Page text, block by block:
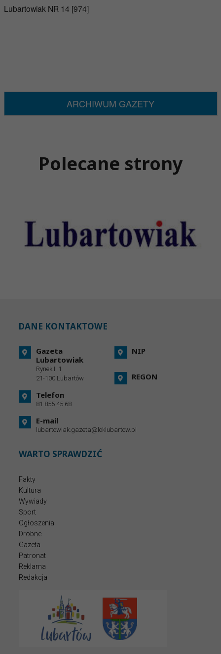
Lubartowiak NR 14 [974]
ARCHIWUM GAZETY
Polecane strony
DANE KONTAKTOWE
Gazeta
Lubartowiak
Rynek II 1
21-100 Lubartów
Telefon
81 855 45 68
E-mail
lubartowiak.gazeta@loklubartow.pl
NIP
REGON
WARTO SPRAWDZIĆ
Fakty
Kultura
Wywiady
Sport
Ogłoszenia
Drobne
Gazeta
Patronat
Reklama
Redakcja